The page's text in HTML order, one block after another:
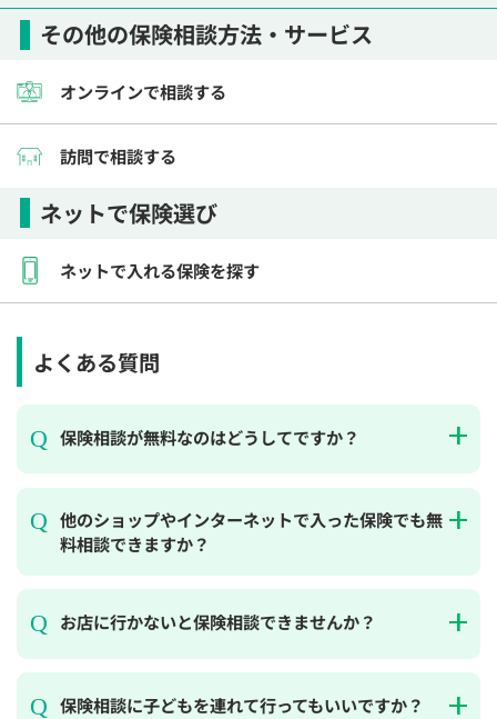
その他の保険相談方法・サービス
オンラインで相談する
訪問で相談する
ネットで保険選び
ネットで入れる保険を探す
よくある質問
保険相談が無料なのはどうしてですか？
他のショップやインターネットで入った保険でも無
料相談できますか？
お店に行かないと保険相談できませんか？
保険相談に子どもを連れて行ってもいいですか？